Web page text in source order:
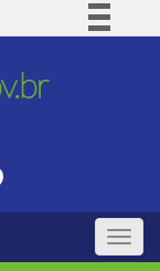
BR
Toggle